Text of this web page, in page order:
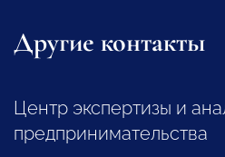
Другие контакты
Центр экспертизы и
предпринимательства